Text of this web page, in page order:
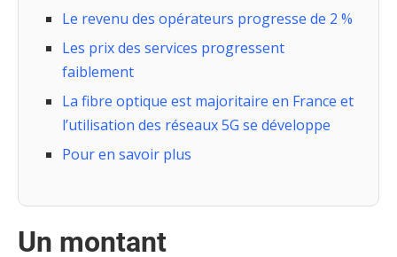
Le revenu des opérateurs progresse de 2 %
Les prix des services progressent
faiblement
La fibre optique est majoritaire en France et
l’utilisation des réseaux 5G se développe
Pour en savoir plus
Un montant